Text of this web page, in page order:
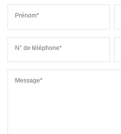
Prénom*
N° de téléphone*
Message*